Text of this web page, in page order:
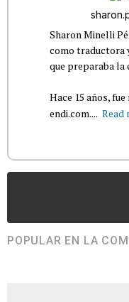
Sharon Minelli
como traductora
que preparaba la
Hace 15 años,
endi.com.... Read
POPULAR EN LA